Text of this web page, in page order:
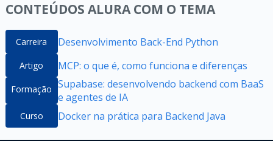
CONTEÚDOS ALURA COM O TEMA
Carreira Desenvolvimento Back-End Python
Artigo MCP: o que é, como funciona e diferenças
Formação Supabase: desenvolvendo backend com BaaS
e agentes de IA
Curso Docker na prática para Backend Java